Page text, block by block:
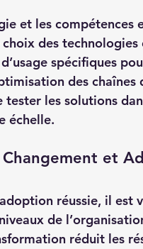
et les compétences
des
spécifiques
des
les solutions
échelle.
et
réussie, il
de
réduit les